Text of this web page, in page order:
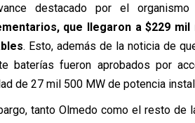
destacado por el
que llegaron a $229
. Esto, además de la noticia de
baterías fueron aprobados por
de 27 mil 500 MW de potencia
tanto Olmedo como el resto de